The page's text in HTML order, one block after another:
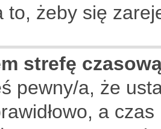
to, żeby się
strefę
pewny/a, że
a